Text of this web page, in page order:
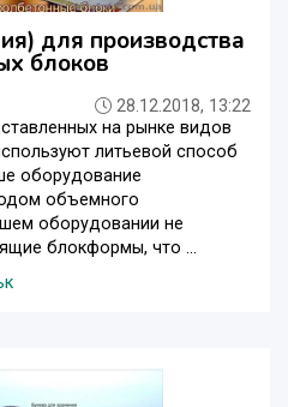
для производства
блоков
28.12.2018, 13:22
на рынке видов
литьевой способ
оборудование
объемного
оборудовании не
блокформы, что ...